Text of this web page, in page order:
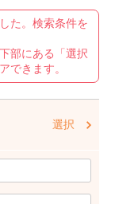
た。検索条件を
部にある「選択
できます。
選択